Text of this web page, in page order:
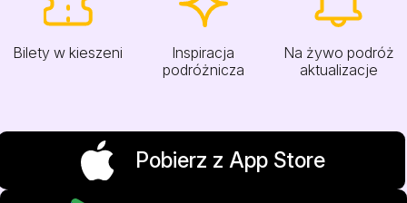
Bilety w kieszeni
Inspiracja
podróżnicza
Na żywo podróż
aktualizacje
Pobierz z App Store